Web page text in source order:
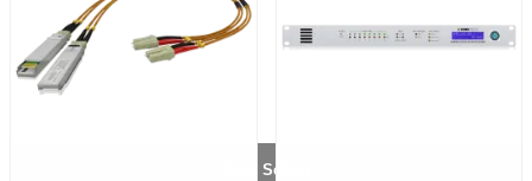
Gitar Setleri